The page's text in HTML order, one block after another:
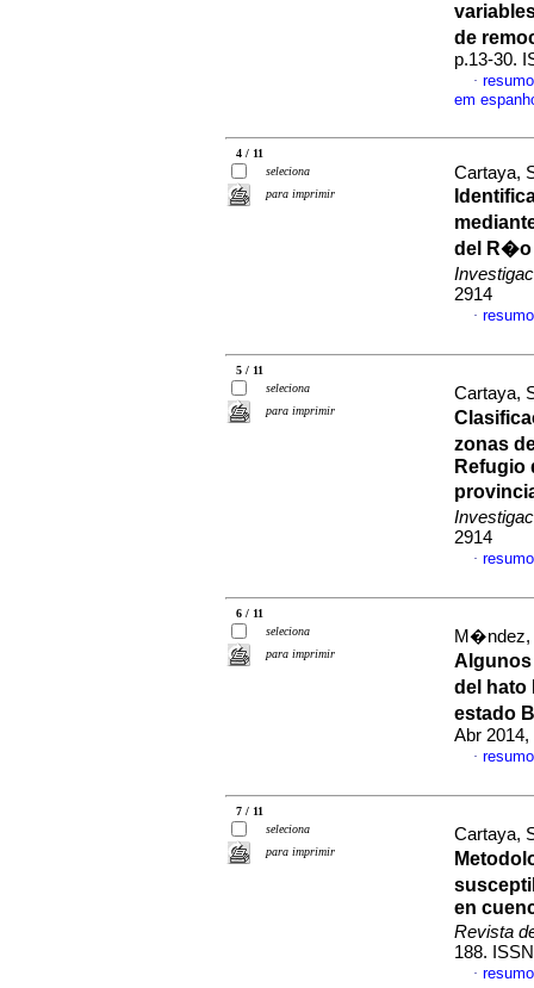
de
p.13-30.
·
em
4 / 11
seleciona
para imprimir
Cartaya,
del R�o
2914
·
5 / 11
seleciona
para imprimir
Cartaya,
zonas
Refugio
2914
·
6 / 11
seleciona
para imprimir
M�ndez,
del hato
estado
Abr 2014,
·
7 / 11
seleciona
para imprimir
Cartaya,
en
Revista
188.
·